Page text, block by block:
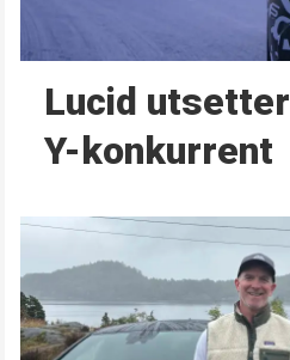
Lucid
Y-konkurrent